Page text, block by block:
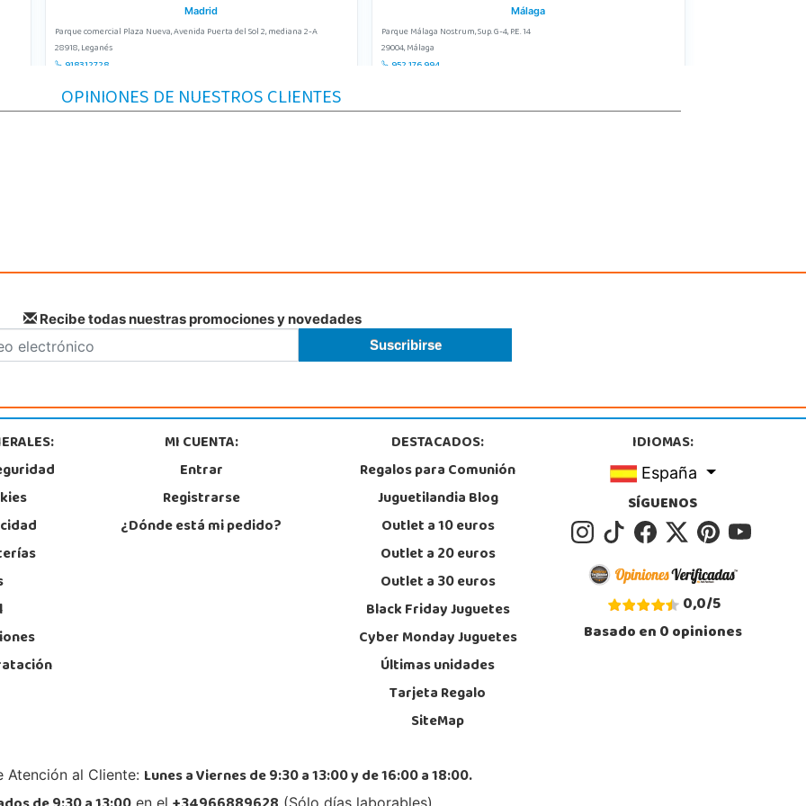
Madrid
Parque comercial Plaza Nueva, Avenida Puerta del Sol 2, mediana 2-A
28918, Leganés
918312728
STOCK DISPONIBLE
Málaga
Parque Málaga Nostrum, Sup. G-4, P.E. 14
29004, Málaga
952 176 994
STOCK DISPONIBLE
OPINIONES DE NUESTROS CLIENTES
Recibe todas nuestras promociones y novedades
MI CUENTA:
Entrar
Registrarse
¿Dónde está mi pedido?
DESTACADOS:
Regalos para Comunión
Juguetilandia Blog
Outlet a 10 euros
Outlet a 20 euros
Outlet a 30 euros
Black Friday Juguetes
Cyber Monday Juguetes
Últimas unidades
Tarjeta Regalo
SiteMap
IDIOMAS:
España
SÍGUENOS
0,0/5
Basado en0opiniones
Atención al Cliente: Lunes a Viernes de 9:30 a 13:00 y de 16:00 a 18:00.
en el (Sólo días laborables)